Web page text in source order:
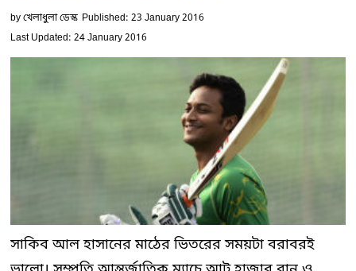
byখেলাধুলা ডেস্ক Published: 23 January 2016
Last Updated: 24 January 2016
সাকিব আল হাসানের মাঠের ভিতরের সময়টা বরাবরই